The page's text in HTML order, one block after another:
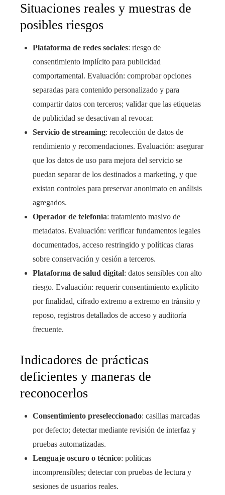
Situaciones reales y muestras de
posibles riesgos
Plataforma de redes sociales: riesgo de
consentimiento implícito para publicidad
comportamental. Evaluación: comprobar opciones
separadas para contenido personalizado y para
compartir datos con terceros; validar que las etiquetas
de publicidad se desactivan al revocar.
Servicio de streaming: recolección de datos de
rendimiento y recomendaciones. Evaluación: asegurar
que los datos de uso para mejora del servicio se
puedan separar de los destinados a marketing, y que
existan controles para preservar anonimato en análisis
agregados.
Operador de telefonía: tratamiento masivo de
metadatos. Evaluación: verificar fundamentos legales
documentados, acceso restringido y políticas claras
sobre conservación y cesión a terceros.
Plataforma de salud digital: datos sensibles con alto
riesgo. Evaluación: requerir consentimiento explícito
por finalidad, cifrado extremo a extremo en tránsito y
reposo, registros detallados de acceso y auditoría
frecuente.
Indicadores de prácticas
deficientes y maneras de
reconocerlos
Consentimiento preseleccionado: casillas marcadas
por defecto; detectar mediante revisión de interfaz y
pruebas automatizadas.
Lenguaje oscuro o técnico: políticas
incomprensibles; detectar con pruebas de lectura y
sesiones de usuarios reales.